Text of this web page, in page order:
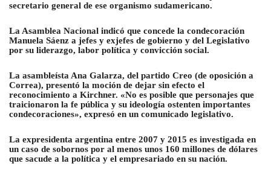
secretario general de ese organismo sudamericano.
La Asamblea Nacional indicó que concede la condecoración
Manuela Sáenz a jefes y exjefes de gobierno y del Legislativo
por su liderazgo, labor política y convicción social.
La asambleísta Ana Galarza, del partido Creo (de oposición a
Correa), presentó la moción de dejar sin efecto el
reconocimiento a Kirchner. «No es posible que personajes que
traicionaron la fe pública y su ideología ostenten importantes
condecoraciones», expresó en un comunicado legislativo.
La expresidenta argentina entre 2007 y 2015 es investigada en
un caso de sobornos por al menos unos 160 millones de dólares
que sacude a la política y el empresariado en su nación.